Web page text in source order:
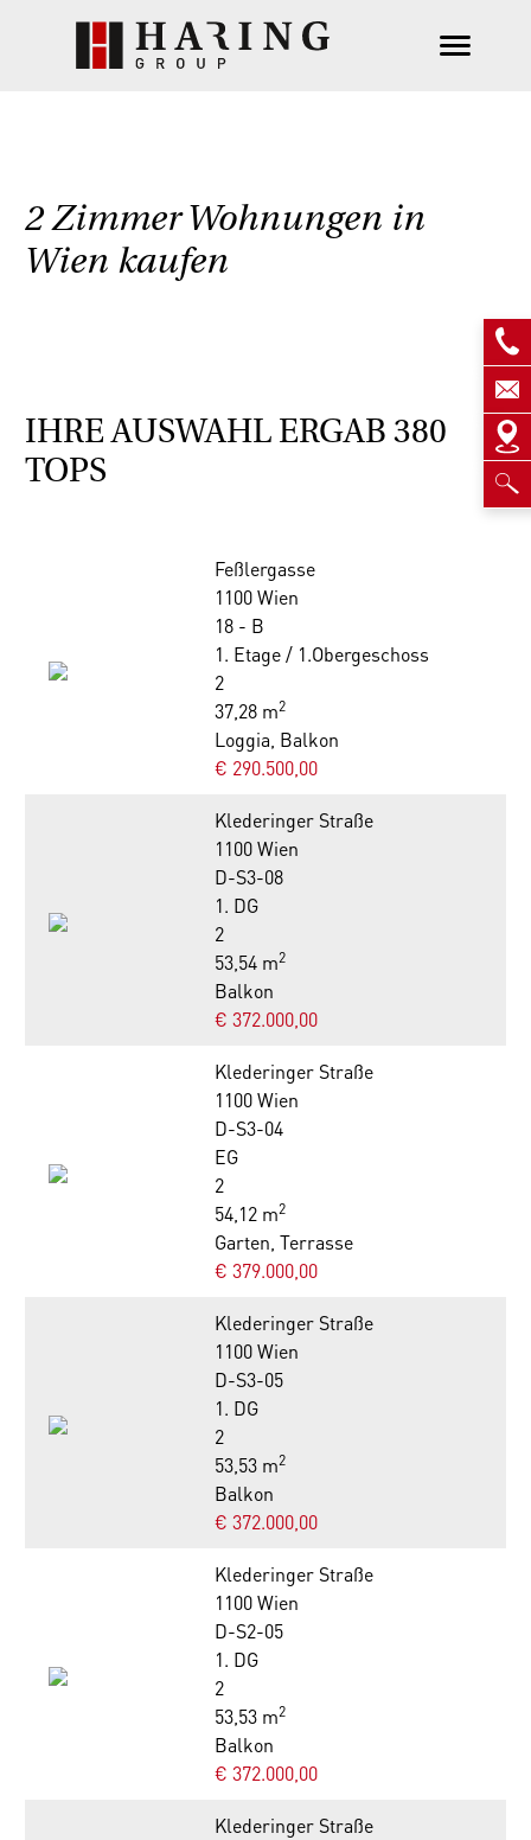
2 Zimmer Wohnungen in
Wien kaufen
IHRE AUSWAHL ERGAB 380
TOPS
Feßlergasse
1100 Wien
18 - B
1. Etage / 1.Obergeschoss
2
37,28 m2
Loggia, Balkon
€ 290.500,00
Klederinger Straße
1100 Wien
D-S3-08
1. DG
2
53,54 m2
Balkon
€ 372.000,00
Klederinger Straße
1100 Wien
D-S3-04
EG
2
54,12 m2
Garten, Terrasse
€ 379.000,00
Klederinger Straße
1100 Wien
D-S3-05
1. DG
2
53,53 m2
Balkon
€ 372.000,00
Klederinger Straße
1100 Wien
D-S2-05
1. DG
2
53,53 m2
Balkon
€ 372.000,00
Klederinger Straße